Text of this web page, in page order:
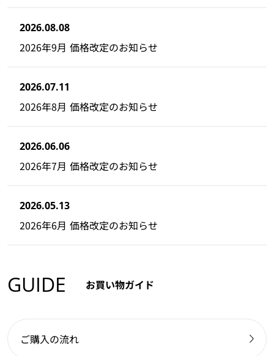
2026.08.08
2026年9月 価格改定のお知らせ
2026.07.11
2026年8月 価格改定のお知らせ
2026.06.06
2026年7月 価格改定のお知らせ
2026.05.13
2026年6月 価格改定のお知らせ
GUIDE お買い物ガイド
ご購入の流れ